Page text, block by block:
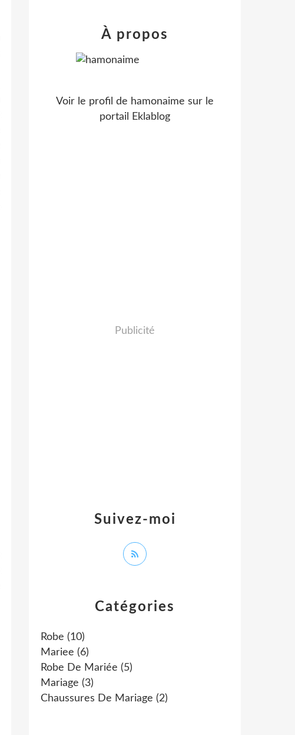
Catégories
Robe (10)
Mariee (6)
Robe De Mariée (5)
Mariage (3)
Chaussures De Mariage (2)
Suivez-moi
À propos
Voir le profil de hamonaime sur le
portail Eklablog
Publicité